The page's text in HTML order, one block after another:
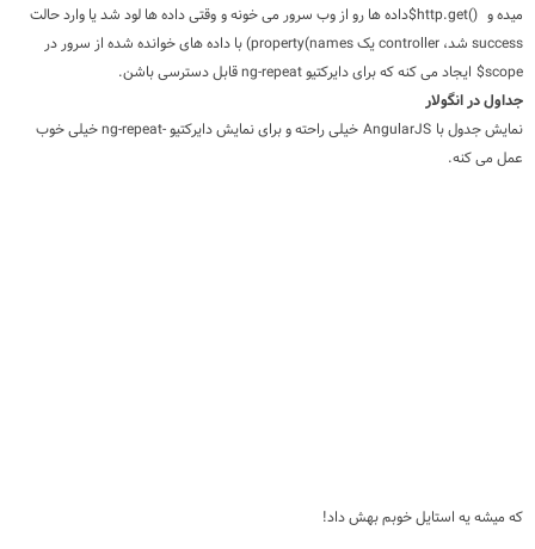
میده و $http.get()داده ها رو از وب سرور می خونه و وقتی داده ها لود شد یا وارد حالت
success شد، controllerیکproperty(names) با داده های خوانده شده از سرور در
scope$ ایجاد می کنه که برای دایرکتیو
ng-repeatقابل دسترسی باشن.
جداول در انگولار
نمایش جدول با AngularJS
خیلی راحته و برای نمایش دایرکتیو -ng-repeat خیلی خوب
عمل می کنه.
که میشه یه استایل خوبم بهش داد!